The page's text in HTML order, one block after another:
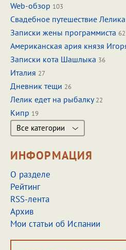
Web-обзор 103
Свадебное путешествие Лелика
Записки жены программиста 62
Американская ария князя
Записки кота Шашлыка 36
Италия 27
Дневник тещи 26
Лелик едет на рыбалку22
Кипр 19
Все категории
ИНФОРМАЦИЯ
О разделе
Рейтинг
RSS-лента
Архив
Мои статьи об Испании